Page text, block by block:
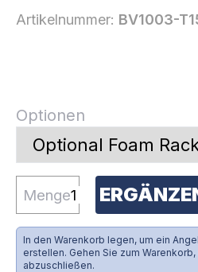
Artikelnummer: BV1003-
Optionen
Menge
In den Warenkorb legen, um ein
erstellen. Gehen Sie zum
abzuschließen.